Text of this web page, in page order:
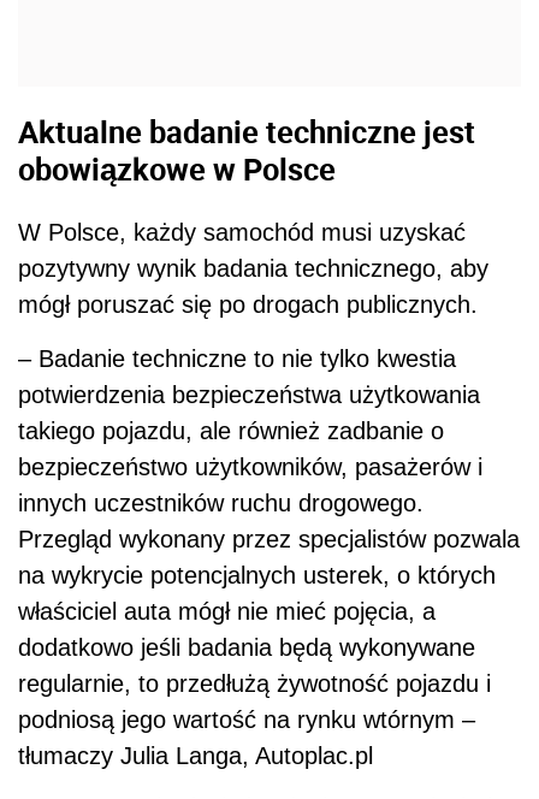
Aktualne badanie techniczne jest
obowiązkowe w Polsce
W Polsce, każdy samochód musi uzyskać
pozytywny wynik badania technicznego, aby
mógł poruszać się po drogach publicznych.
– Badanie techniczne to nie tylko kwestia
potwierdzenia bezpieczeństwa użytkowania
takiego pojazdu, ale również zadbanie o
bezpieczeństwo użytkowników, pasażerów i
innych uczestników ruchu drogowego.
Przegląd wykonany przez specjalistów pozwala
na wykrycie potencjalnych usterek, o których
właściciel auta mógł nie mieć pojęcia, a
dodatkowo jeśli badania będą wykonywane
regularnie, to przedłużą żywotność pojazdu i
podniosą jego wartość na rynku wtórnym –
tłumaczy Julia Langa, Autoplac.pl